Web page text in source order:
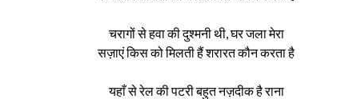
चरागों से हवा की दुश्मनी थी, घर जला मेरा
सज़ाएं किस को मिलती हैं शरारत कौन करता है
यहाँ से रेल की पटरी बहुत नज़दीक है राना